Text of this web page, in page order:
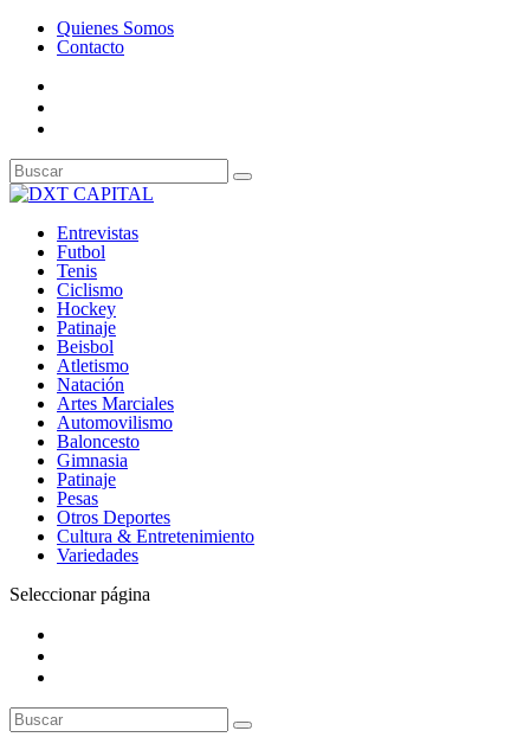
Quienes Somos
Contacto
Entrevistas
Futbol
Tenis
Ciclismo
Hockey
Patinaje
Beisbol
Atletismo
Natación
Artes Marciales
Automovilismo
Baloncesto
Gimnasia
Patinaje
Pesas
Otros Deportes
Cultura & Entretenimiento
Variedades
Seleccionar página